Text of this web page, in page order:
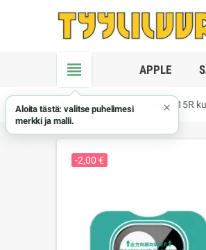
view_headline APPLE
chevron_right OnePlus chevron_right OnePlus 15R
-2,00 €
Aloita tästä: valitse puhelimesi
merkki ja malli.
×